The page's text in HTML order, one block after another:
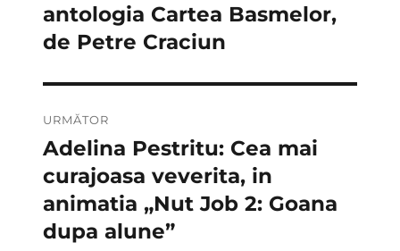
articole
anterior:
antologia Cartea Basmelor,
de Petre Craciun
URMĂTOR
Articolul
următor:
Adelina Pestritu: Cea mai
curajoasa veverita, in
animatia „Nut Job 2: Goana
dupa alune”